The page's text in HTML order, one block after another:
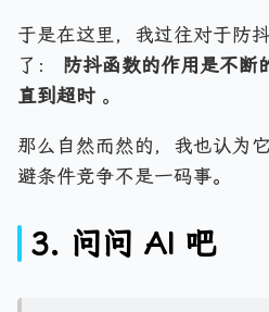
于是在这里，我过往对于防
了： 防抖函数的作用是不断
直到超时 。
那么自然而然的，我也认为
避条件竞争不是一码事。
3. 问问 AI 吧